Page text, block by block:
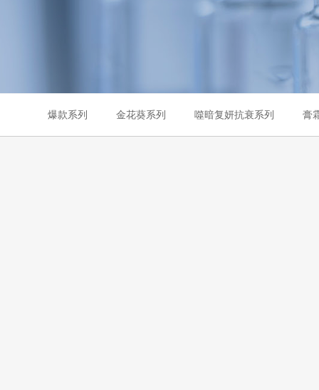
爆款系列 金花葵系列 噬暗复妍抗衰系列 膏